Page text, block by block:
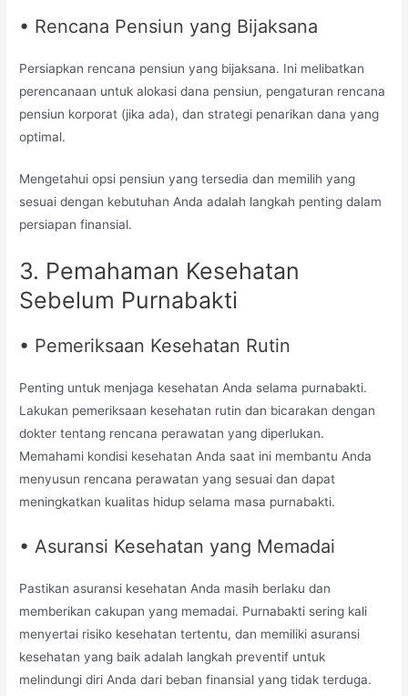
• Rencana Pensiun yang Bijaksana
Persiapkan rencana pensiun yang bijaksana. Ini melibatkan
perencanaan untuk alokasi dana pensiun, pengaturan rencana
pensiun korporat (jika ada), dan strategi penarikan dana yang
optimal.
Mengetahui opsi pensiun yang tersedia dan memilih yang
sesuai dengan kebutuhan Anda adalah langkah penting dalam
persiapan finansial.
3. Pemahaman Kesehatan
Sebelum Purnabakti
• Pemeriksaan Kesehatan Rutin
Penting untuk menjaga kesehatan Anda selama purnabakti.
Lakukan pemeriksaan kesehatan rutin dan bicarakan dengan
dokter tentang rencana perawatan yang diperlukan.
Memahami kondisi kesehatan Anda saat ini membantu Anda
menyusun rencana perawatan yang sesuai dan dapat
meningkatkan kualitas hidup selama masa purnabakti.
• Asuransi Kesehatan yang Memadai
Pastikan asuransi kesehatan Anda masih berlaku dan
memberikan cakupan yang memadai. Purnabakti sering kali
menyertai risiko kesehatan tertentu, dan memiliki asuransi
kesehatan yang baik adalah langkah preventif untuk
melindungi diri Anda dari beban finansial yang tidak terduga.